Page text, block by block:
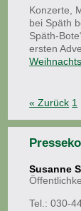
Konzerte,
bei Späth
Späth-
ersten
« Zurück 1
Susanne
Tel.: 030-